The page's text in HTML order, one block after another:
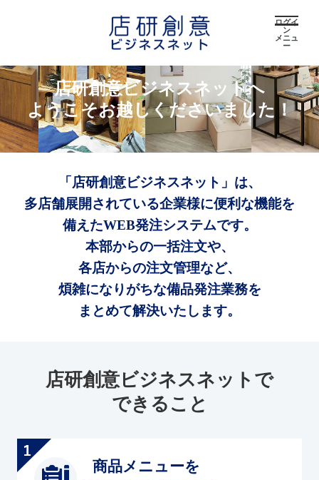
ログイ
ン
メニュ
ー
店研創意ビジネスネットへ
ようこそお越しくださいました！
「店研創意ビジネスネット」は、
多店舗展開されている企業様に便利な機能を
備えたWEB発注システムです。
本部からの一括注文や、
各店からの注文管理など、
煩雑になりがちな備品発注業務を
まとめて解決いたします。
店研創意ビジネスネットで
できること
商品メニューを